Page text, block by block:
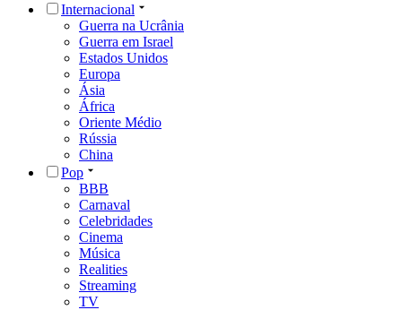
Internacional
Guerra na Ucrânia
Guerra em Israel
Estados Unidos
Europa
Ásia
África
Oriente Médio
Rússia
China
Pop
BBB
Carnaval
Celebridades
Cinema
Música
Realities
Streaming
TV